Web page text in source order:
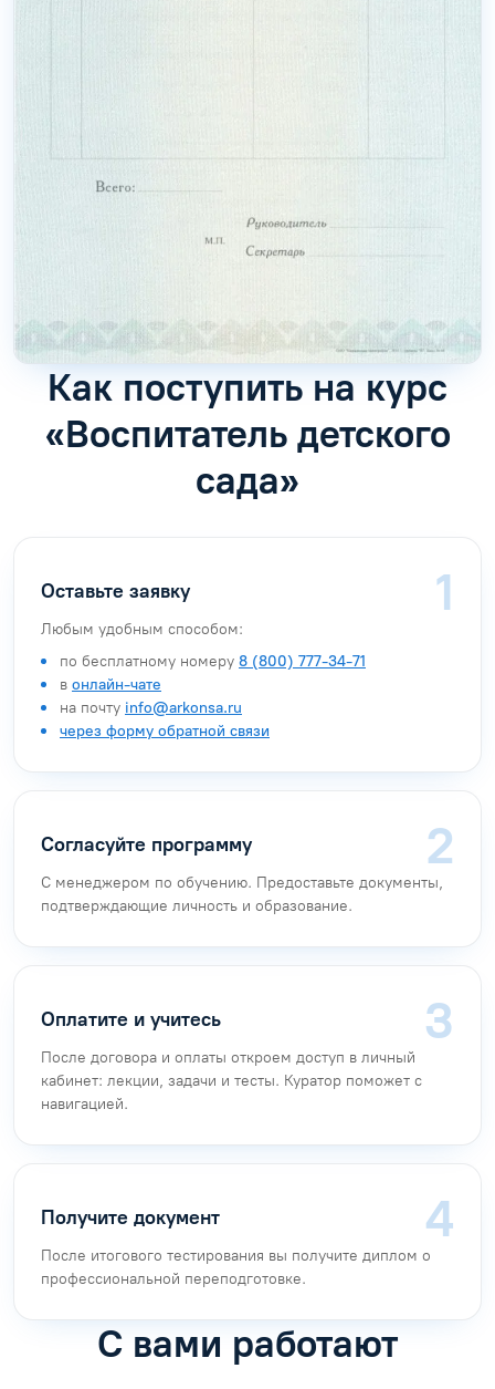
Как поступить на курс
«Воспитатель детского
сада»
Оставьте заявку
Любым удобным способом:
по бесплатному номеру 8 (800) 777-34-71
в онлайн-чате
на почту info@arkonsa.ru
через форму обратной связи
Согласуйте программу
С менеджером по обучению. Предоставьте документы,
подтверждающие личность и образование.
Оплатите и учитесь
После договора и оплаты откроем доступ в личный
кабинет: лекции, задачи и тесты. Куратор поможет с
навигацией.
Получите документ
После итогового тестирования вы получите диплом о
профессиональной переподготовке.
С вами работают